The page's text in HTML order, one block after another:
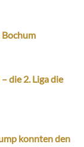
die 2. Liga die
konnten den